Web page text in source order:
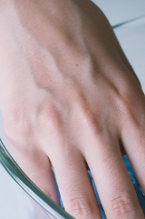
マトのアプリから
Q. 注文後にキャ
ご注文後一定時間